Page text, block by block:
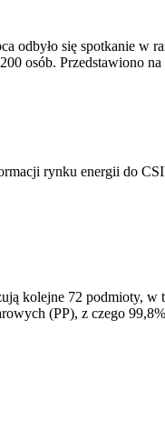
odbyło się spotkanie w
osób. Przedstawiono
rynku energii do
kolejne 72 podmioty, w
(PP), z czego